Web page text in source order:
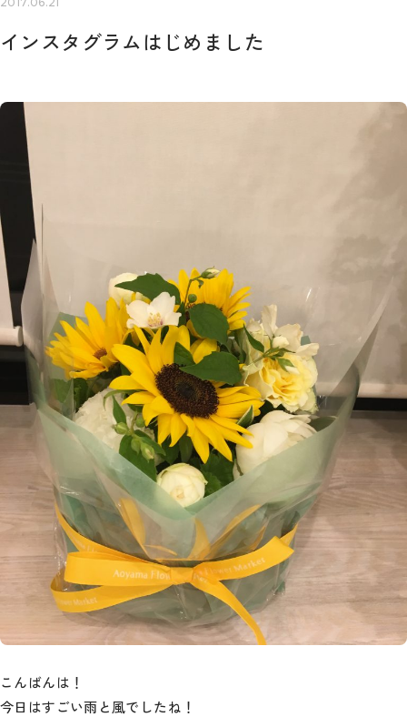
インスタグラムはじめました
こんばんは！
今日はすごい雨と風でしたね！